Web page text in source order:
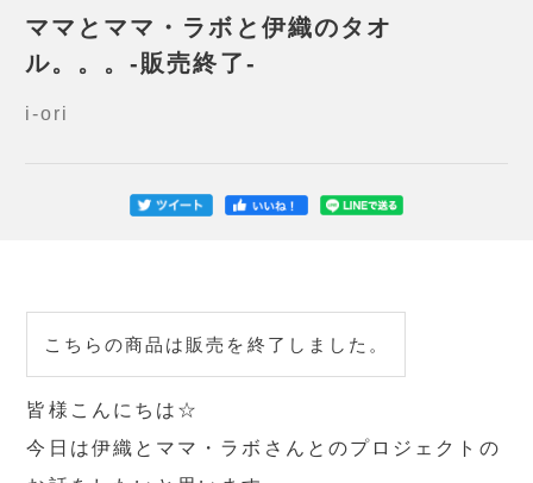
ママとママ・ラボと伊織のタオ
ル。。。-販売終了-
i-ori
こちらの商品は販売を終了しました。
皆様こんにちは☆
今日は伊織とママ・ラボさんとのプロジェクトの